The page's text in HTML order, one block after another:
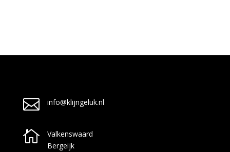
 info@klijngeluk.nl

Valkenswaard
Bergeijk